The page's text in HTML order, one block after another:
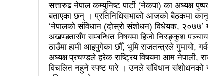
भोलि चितवनमा
ककनी २ मा खस्यो ६८
पालिका उपचुनाव: ४१
उपनिर्वाचन सुशासनका
सत्तारुढ नेपाल कम्युनिष्ट पार्टी (नेकपा) का अध्यक्ष
बताएका छन् । प्रतिनिधिसभाको आजको बैठकमा
‘नेपालको संविधान (दोस्रो संशोधन) विधेयक, २०७७’
अखण्डतासँग सम्बन्धित विषयमा हिजो निरङ्कुश
ठाउँमा हामी आइपुगेका छौँ, भूमि राजतन्त्रले गुमायो,
अध्यक्ष प्रचण्डले हरेक राष्ट्रिय विषयमा आम नेपाली,
विचलित नहुने स्पष्ट पारे । उनले संविधान